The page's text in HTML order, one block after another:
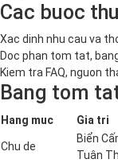
Cac buoc
Xac dinh nhu cau va
Doc phan tom tat,
Kiem tra FAQ, nguon
Bang tom
Hang muc Gia tri
Chu de
Biển
Tuân